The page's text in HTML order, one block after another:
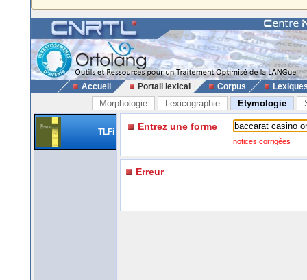
Accueil Portail lexical Corpus
Morphologie Lexicographie Etymologie
TLFi Entrez une forme
notices corrigées
Erreur